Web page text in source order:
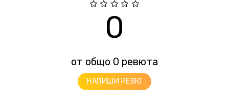
0
от общо 0 ревюта
НАПИШИ РЕВЮ